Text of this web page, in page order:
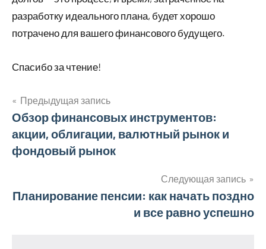
разработку идеального плана, будет хорошо
потрачено для вашего финансового будущего.
Спасибо за чтение!
Навигация
по
Предыдущая запись
Обзор финансовых инструментов:
акции, облигации, валютный рынок и
фондовый рынок
Следующая запись
Планирование пенсии: как начать поздно
и все равно успешно